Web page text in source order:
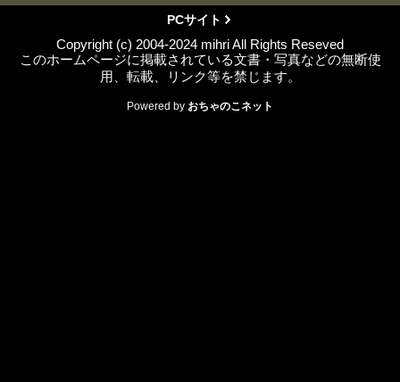
PCサイト
Copyright (c) 2004-2024 mihri All Rights Reseved
このホームページに掲載されている文書・写真などの無断使
用、転載、リンク等を禁じます。
Powered by おちゃのこネット